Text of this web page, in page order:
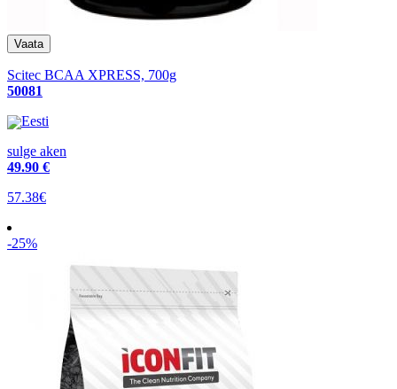
Scitec BCAA XPRESS, 700g
50081
Eesti
sulge aken
49.90 €
57.38€
-25%